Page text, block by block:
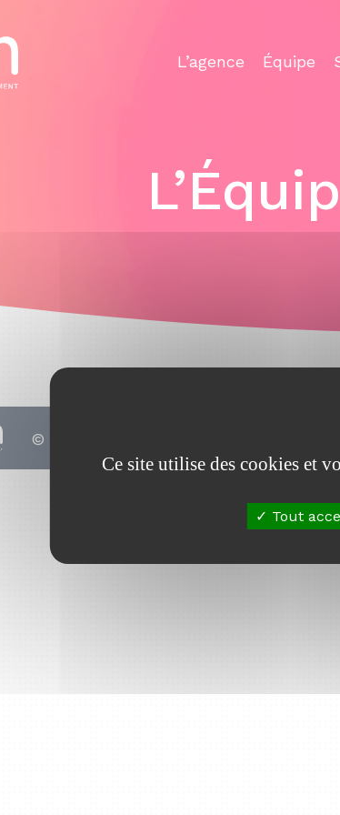
L’agence Équipe
© 2010 - 2026
Ce site utilise des cookies et
Tout